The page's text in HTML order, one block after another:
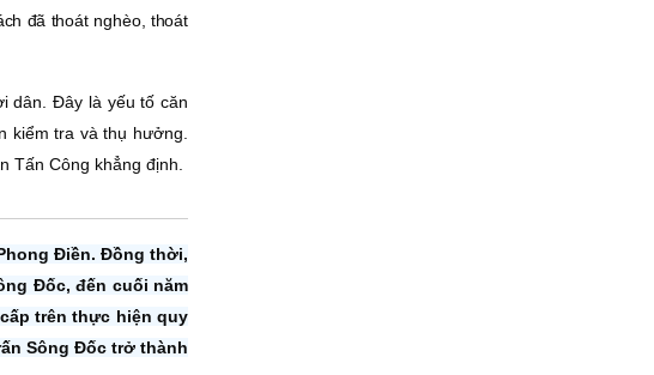
đã thoát nghèo, thoát
dân. Ðây là yếu tố căn
kiểm tra và thụ hưởng.
Tấn Công khẳng định.
Ðiền. Ðồng thời,
Ðốc, đến cuối năm
trên thực hiện quy
Sông Ðốc trở thành